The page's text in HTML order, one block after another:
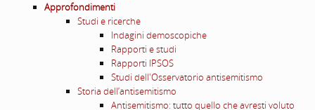
Approfondimenti
Studi e ricerche
Indagini demoscopiche
Rapporti e studi
Rapporti IPSOS
Studi dell'Osservatorio antisemitismo
Storia dell’antisemitismo
Antisemitismo: tutto quello che avresti voluto